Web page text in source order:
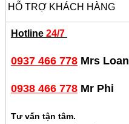
HỖ TRỢ KHÁCH HÀNG
Hotline 24/7
0937 466 778Mrs Loan
0938 466 778Mr Phi
Tư vấn tận tâm.